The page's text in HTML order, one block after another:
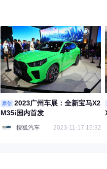
原创
2023广州车展：全新宝马X2
M35i国内首发
搜狐汽车 2023-11-17 15:32